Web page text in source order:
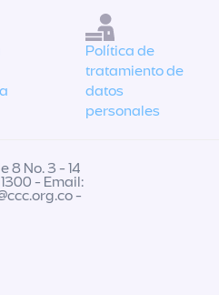
Política de
tratamiento de
datos
personales
8 No. 3 - 14
- Email:
-